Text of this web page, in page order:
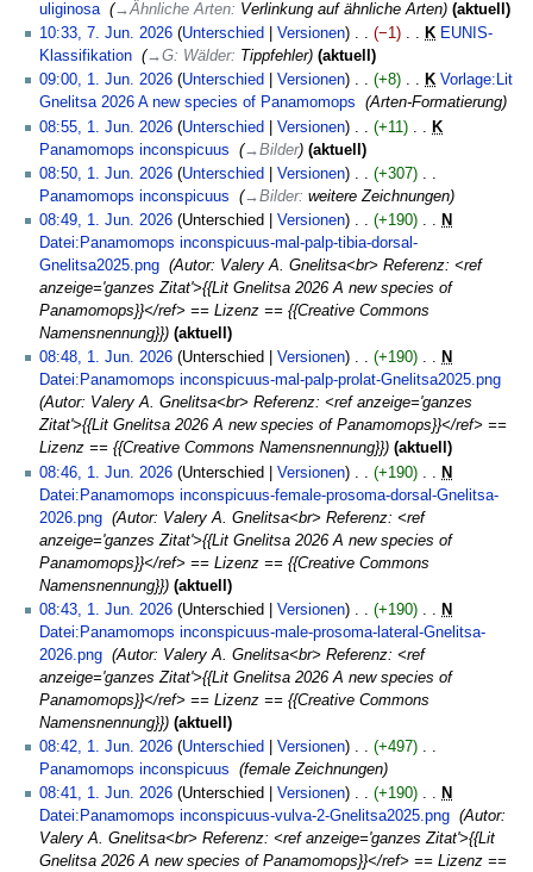
n
g
s
a
m
m
e
n
f
a
s
s
u
n
g
t
u
n
g
z
u
s
a
m
m
e
n
f
a
s
s
u
n
g
Juni
2026
uliginosa →Ähnliche Arten: Verlinkung auf ähnliche Arten aktuell
7.
Juni
2026
10:33, 7. Jun. 2026 Unterschied Versionen −1 K EUNIS-
Klassifikation
→G: Wälder: Tippfehler aktuell
1.
Juni
2026
09:00, 1. Jun. 2026 Unterschied Versionen +8 K Vorlage:Lit
Gnelitsa 2026 A new species of Panamomops
Arten-Formatierung
08:55, 1. Jun. 2026
Unterschied Versionen +11
K
Panamomops inconspicuus
→Bilder
aktuell
08:50, 1. Jun. 2026
Unterschied Versionen +307
Panamomops inconspicuus
→Bilder: weitere Zeichnungen
08:49, 1. Jun. 2026
Unterschied Versionen +190
N
Datei:Panamomops inconspicuus-mal-palp-tibia-dorsal-
Gnelitsa2025.png
Autor: Valery A. Gnelitsa<br> Referenz: <ref
anzeige='ganzes Zitat'>{{Lit Gnelitsa 2026 A new species of
Panamomops}}</ref> == Lizenz == {{Creative Commons
Namensnennung}}
aktuell
08:48, 1. Jun. 2026
Unterschied Versionen +190
N
Datei:Panamomops inconspicuus-mal-palp-prolat-Gnelitsa2025.png
Autor: Valery A. Gnelitsa<br> Referenz: <ref anzeige='ganzes
Zitat'>{{Lit Gnelitsa 2026 A new species of Panamomops}}</ref> ==
Lizenz == {{Creative Commons Namensnennung}}
aktuell
08:46, 1. Jun. 2026
Unterschied Versionen +190
N
Datei:Panamomops inconspicuus-female-prosoma-dorsal-Gnelitsa-
2026.png
Autor: Valery A. Gnelitsa<br> Referenz: <ref
anzeige='ganzes Zitat'>{{Lit Gnelitsa 2026 A new species of
Panamomops}}</ref> == Lizenz == {{Creative Commons
Namensnennung}}
aktuell
08:43, 1. Jun. 2026
Unterschied Versionen +190
N
Datei:Panamomops inconspicuus-male-prosoma-lateral-Gnelitsa-
2026.png
Autor: Valery A. Gnelitsa<br> Referenz: <ref
anzeige='ganzes Zitat'>{{Lit Gnelitsa 2026 A new species of
Panamomops}}</ref> == Lizenz == {{Creative Commons
Namensnennung}}
aktuell
08:42, 1. Jun. 2026
Unterschied Versionen +497
Panamomops inconspicuus
female Zeichnungen
08:41, 1. Jun. 2026
Unterschied Versionen +190
N
Datei:Panamomops inconspicuus-vulva-2-Gnelitsa2025.png
Autor:
Valery A. Gnelitsa<br> Referenz: <ref anzeige='ganzes Zitat'>{{Lit
Gnelitsa 2026 A new species of Panamomops}}</ref> == Lizenz ==